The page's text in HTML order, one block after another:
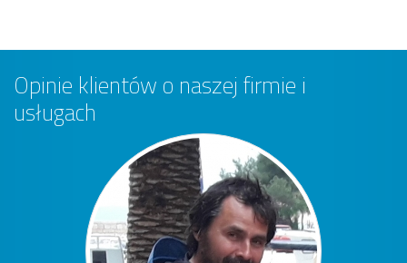
Opinie klientów o naszej firmie i
usługach